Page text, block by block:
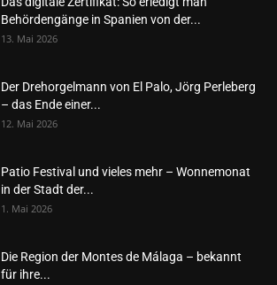
Behördengänge in Spanien von der...
13. Mai 2026
Der Drehorgelmann von El Palo, Jörg Perleberg
– das Ende einer...
12. Mai 2026
Patio Festival und vieles mehr – Wonnemonat
in der Stadt der...
1. Mai 2026
Die Region der Montes de Málaga – bekannt
für ihre...